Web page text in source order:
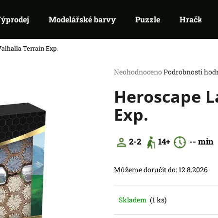
Modelářské barvy Puzzle Hračky
Terrain Exp.
Průměrné
produktu
je
0,0
hvězdiček.
Neohodnoceno Podrobnosti
Heroscape
Exp.
2-2 14+ -- min
Můžeme doručit do:12.8.2026
Skladem (1 ks)
Co potřebujete najít?
HLEDAT
Doporučujeme
08: ASHES OF THE EMPIRE -
RIFTBOUND:
TCG -